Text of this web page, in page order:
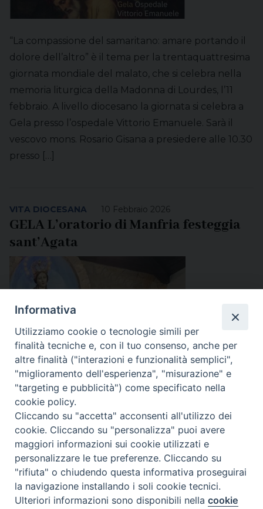
“La compassione del samaritano: amare portando il
dolore dell’altro” è il tema per la trentaquattresima
giornata mondiale del malato, che si celebra nella
memoria liturgica della Madonna di Lourdes, l’11
febbraio. A livello diocesano la giornata si celebra a
Gela presso l’ospedale Vittorio Emanuele. Sarà il
vescovo mons. Rosario Gisana a presiedere alle 10.30
presso […]
10 Febbraio 2026
VITA DIOCESANA
GELA L’oratorio di Manfria festeggia
sant’Agata
In questo particolare Anno Agatino, che ricorda i
900 anni del ritorno delle spoglie della vergine e
martire Agata da Costantinopoli a Catania, sua città
natale di cui è Patrona, anche nel piccolo oratorio di
Manfria (Gela) si è voluta ricordare la memoria
Preferenze Cookie
Informativa
Utilizziamo cookie o tecnologie simili per
finalità tecniche e, con il tuo consenso, anche per
altre finalità ("interazioni e funzionalità semplici",
"miglioramento dell'esperienza", "misurazione" e
"targeting e pubblicità") come specificato nella
cookie policy.
Cliccando su "accetta" acconsenti all'utilizzo dei
cookie. Cliccando su "personalizza" puoi avere
maggiori informazioni sui cookie utilizzati e
personalizzare le tue preferenze. Cliccando su
"rifiuta" o chiudendo questa informativa proseguirai
la navigazione installando i soli cookie tecnici.
Ulteriori informazioni sono disponibili nellacookie